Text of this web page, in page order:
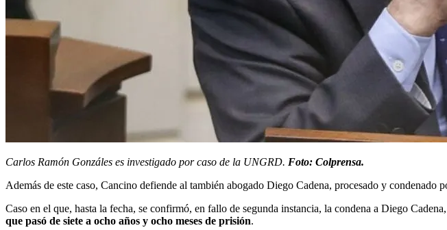
Carlos Ramón Gonzáles es investigado por caso de la UNGRD. Foto: Colprensa.
Además de este caso, Cancino defiende al también abogado Diego Cadena, procesado y
Caso en el que, hasta la fecha, se confirmó, en fallo de segunda instancia, la condena a Diego
que pasó de siete a ocho años y ocho meses de prisión.